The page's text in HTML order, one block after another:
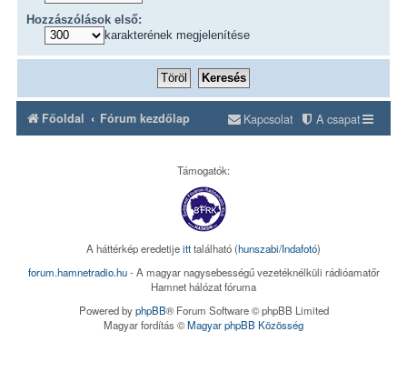
Hozzászólások első:
karakterének megjelenítése
Főoldal Fórum kezdőlap A csapat
Kapcsolat
Támogatók:
A háttérkép eredetijeitttalálható (hunszabi/Indafotó)
forum.hamnetradio.hu- A magyar nagysebességű vezetéknélküli rádióamatőr
Hamnet hálózat fóruma
Powered byphpBB® Forum Software © phpBB Limited
Magyar fordítás ©Magyar phpBB Közösség